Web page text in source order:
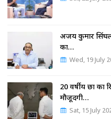
अजय कुमार
का…
Wed, 19 July
20 वर्षीय छात्र
मौजूदगी…
Sat, 15 July